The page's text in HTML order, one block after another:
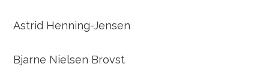
Astrid Henning-Jensen
Bjarne Nielsen Brovst